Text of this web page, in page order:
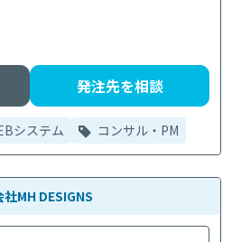
発注先を相談
システム コンサル・PM
MH DESIGNS